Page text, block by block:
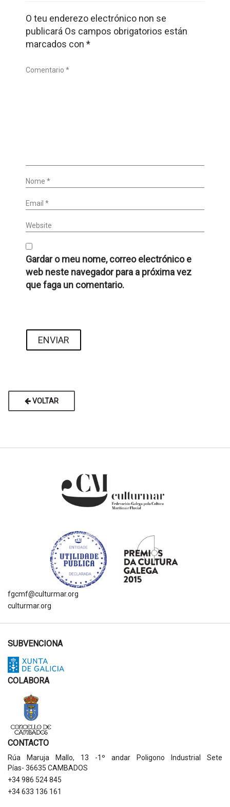
O teu enderezo electrónico non se
publicará Os campos obrigatorios están
marcados con *
Comentario *
Nome *
Email *
Website
Gardar o meu nome, correo electrónico e
web neste navegador para a próxima vez
que faga un comentario.
VOLTAR
fgcmf@culturmar.org
culturmar.org
SUBVENCIONA
COLABORA
CONTACTO
Rúa Maruja Mallo, 13 -1º andar Poligono Industrial Sete
Pías- 36635 CAMBADOS
+34 986 524 845
+34 633 136 161